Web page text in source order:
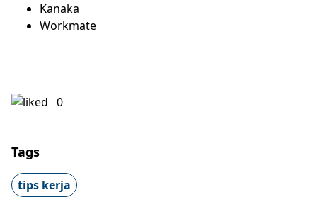
Kanaka
Workmate
0
Tags
tips kerja